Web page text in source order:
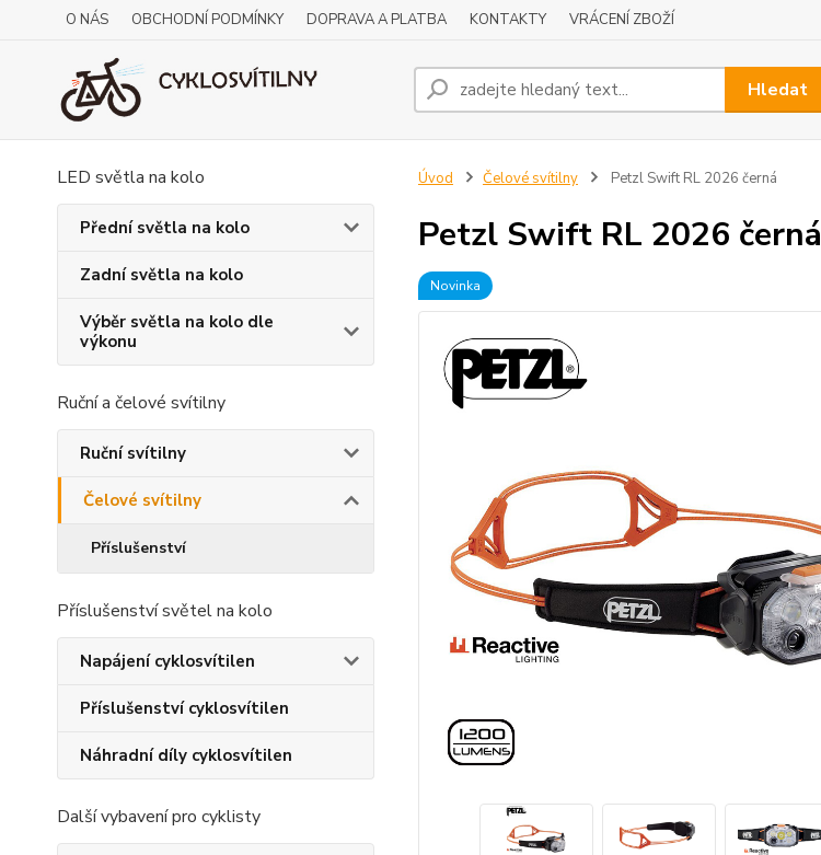
O NÁS OBCHODNÍ PODMÍNKY DOPRAVA A PLATBA KONTAKTY VRÁCENÍ ZBOŽÍ
Hledat
LED světla na kolo
Přední světla na kolo
Zadní světla na kolo
Výběr světla na kolo dle
výkonu
Ruční a čelové svítilny
Ruční svítilny
Čelové svítilny
Příslušenství
Příslušenství světel na kolo
Napájení cyklosvítilen
Příslušenství cyklosvítilen
Náhradní díly cyklosvítilen
Další vybavení pro cyklisty
Úvod Čelové svítilny Petzl Swift RL 2026 černá
Petzl Swift RL 2026 černá
Novinka